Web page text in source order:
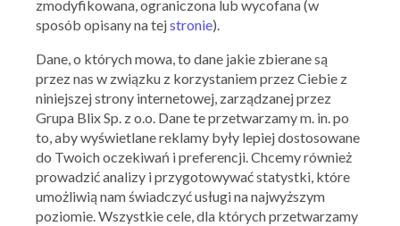
McGregor
Do -30% rabatu na wybrany asortyment
zmodyfikowana, ograniczona lub wycofana (w
sposób opisany na tejstronie).
Dane, o których mowa, to dane jakie zbierane są
przez nas w związku z korzystaniem przez Ciebie z
niniejszej strony internetowej, zarządzanej przez
Grupa Blix Sp. z o.o. Dane te przetwarzamy m. in. po
to, aby wyświetlane reklamy były lepiej dostosowane
do Twoich oczekiwań i preferencji. Chcemy również
prowadzić analizy i przygotowywać statystki, które
umożliwią nam świadczyć usługi na najwyższym
poziomie. Wszystkie cele, dla których przetwarzamy